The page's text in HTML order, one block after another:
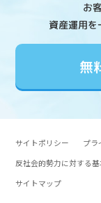
お
資産運用を
無
サイトポリシー プラ
反社会的勢力に対する
サイトマップ